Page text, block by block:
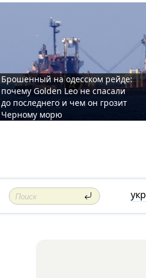
Брошенный на одесском рейде:
почему Golden Leo не спасали
до последнего и чем он грозит
Черному морю
укр